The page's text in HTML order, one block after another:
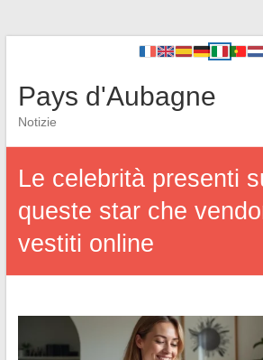
Pays d'Aubagne
Notizie
Le celebrità presenti
queste star che
vestiti online